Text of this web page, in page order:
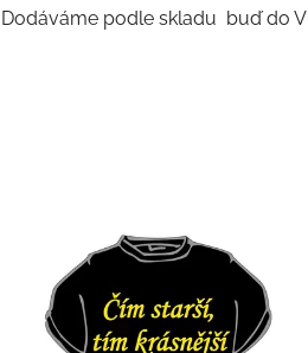
Dodáváme podle skladu buď do V